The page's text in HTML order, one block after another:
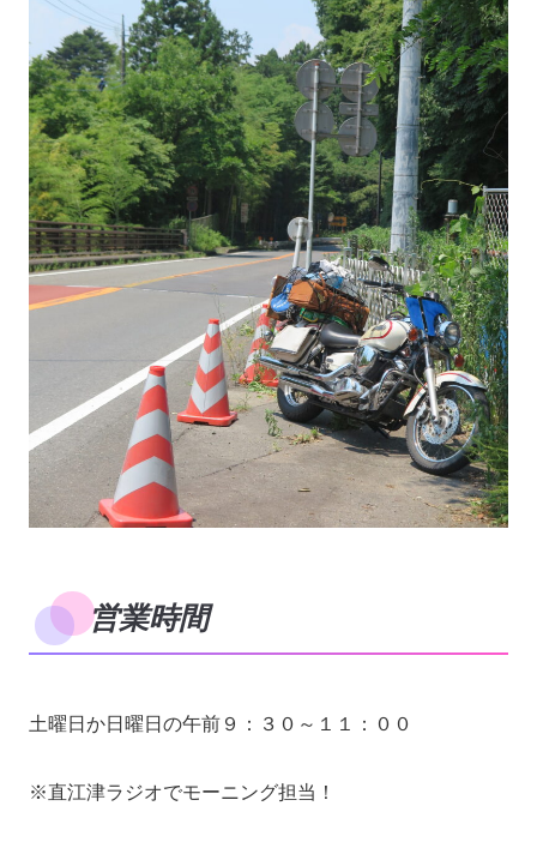
営業時間
土曜日か日曜日の午前９：３０～１１：００
※直江津ラジオでモーニング担当！